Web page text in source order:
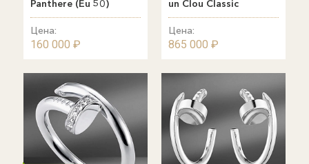
Panthere (Eu 50)
Цена:
160 000 ₽
un Clou Classic
Цена:
865 000 ₽